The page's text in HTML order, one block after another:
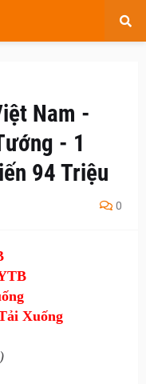
Nam -
- 1
94 Triệu
0
Xuống